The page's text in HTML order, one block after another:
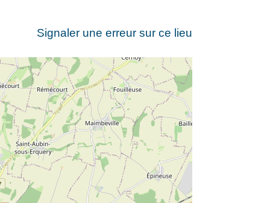
Signaler une erreur sur ce lieu